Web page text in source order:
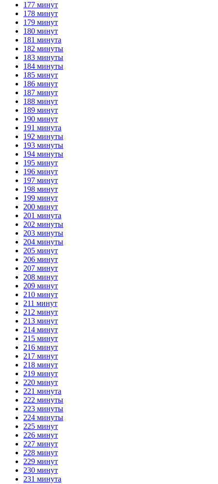
177 минут
178 минут
179 минут
180 минут
181 минута
182 минуты
183 минуты
184 минуты
185 минут
186 минут
187 минут
188 минут
189 минут
190 минут
191 минута
192 минуты
193 минуты
194 минуты
195 минут
196 минут
197 минут
198 минут
199 минут
200 минут
201 минута
202 минуты
203 минуты
204 минуты
205 минут
206 минут
207 минут
208 минут
209 минут
210 минут
211 минут
212 минут
213 минут
214 минут
215 минут
216 минут
217 минут
218 минут
219 минут
220 минут
221 минута
222 минуты
223 минуты
224 минуты
225 минут
226 минут
227 минут
228 минут
229 минут
230 минут
231 минута